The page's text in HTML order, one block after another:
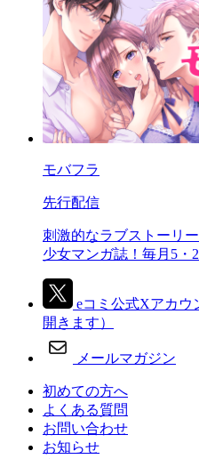
モバフラ
先行配信
刺激的なラブストーリ
少女マンガ誌！毎月5・
eコミ公式Xアカウ
開きます）
メールマガジン
初めての方へ
よくある質問
お問い合わせ
お知らせ